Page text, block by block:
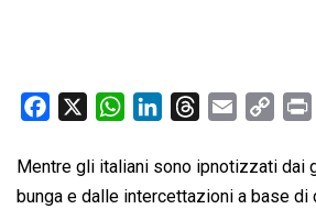
c
e
W
a
t
n
k
r
e
a
i
p
y
i
Mentre gli italiani sono ipnotizzati dai
bunga e dalle intercettazioni a base di